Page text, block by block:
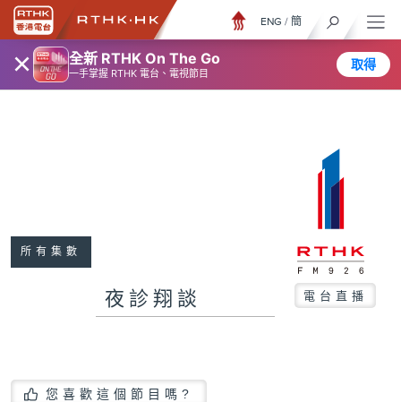
× 全新 RTHK On The Go
一手掌握 RTHK 電台、電視節目
取得
ENG / 簡
所有集數
夜診翔談 電台直播
您喜歡這個節目嗎?